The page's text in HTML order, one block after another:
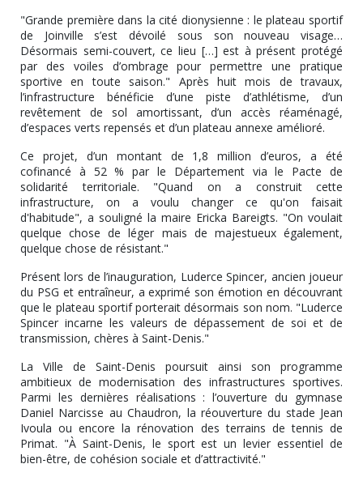
"Grande première dans la cité dionysienne : le plateau sportif
de Joinville s’est dévoilé sous son nouveau visage…
Désormais semi-couvert, ce lieu […] est à présent protégé
par des voiles d’ombrage pour permettre une pratique
sportive en toute saison." Après huit mois de travaux,
l’infrastructure bénéficie d’une piste d’athlétisme, d’un
revêtement de sol amortissant, d’un accès réaménagé,
d’espaces verts repensés et d’un plateau annexe amélioré.
Ce projet, d’un montant de 1,8 million d’euros, a été
cofinancé à 52 % par le Département via le Pacte de
solidarité territoriale. "Quand on a construit cette
infrastructure, on a voulu changer ce qu'on faisait
d'habitude", a souligné la maire Ericka Bareigts. "On voulait
quelque chose de léger mais de majestueux également,
quelque chose de résistant."
Présent lors de l’inauguration, Luderce Spincer, ancien joueur
du PSG et entraîneur, a exprimé son émotion en découvrant
que le plateau sportif porterait désormais son nom. "Luderce
Spincer incarne les valeurs de dépassement de soi et de
transmission, chères à Saint-Denis."
La Ville de Saint-Denis poursuit ainsi son programme
ambitieux de modernisation des infrastructures sportives.
Parmi les dernières réalisations : l’ouverture du gymnase
Daniel Narcisse au Chaudron, la réouverture du stade Jean
Ivoula ou encore la rénovation des terrains de tennis de
Primat. "À Saint-Denis, le sport est un levier essentiel de
bien-être, de cohésion sociale et d’attractivité."